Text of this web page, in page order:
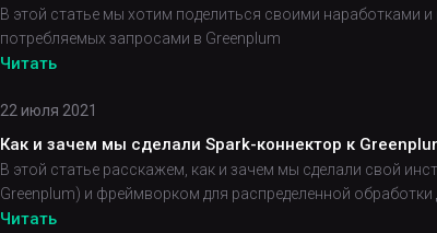
В этой статье мы хотим поделиться своими наработками
потребляемых запросами в Greenplum
Читать
22 июля 2021
Как и зачем мы сделали Spark-коннектор к
В этой статье расскажем, как и зачем мы сделали свой
Greenplum) и фреймворком для распределенной
Читать